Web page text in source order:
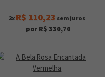
3x R$ 110,23 sem juros
por R$ 330,70